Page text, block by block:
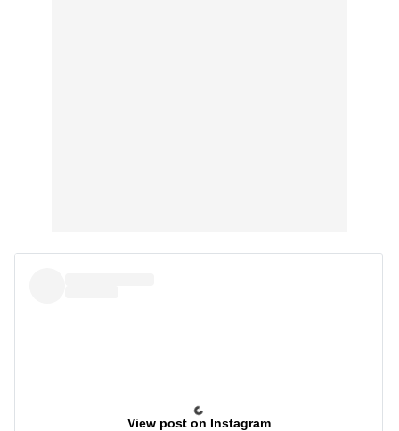
View post on Instagram